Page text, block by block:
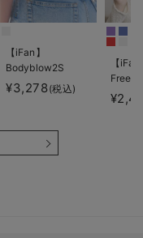
【iFan】
Bodyblow2S
¥3,278(税込)
【
Freeze